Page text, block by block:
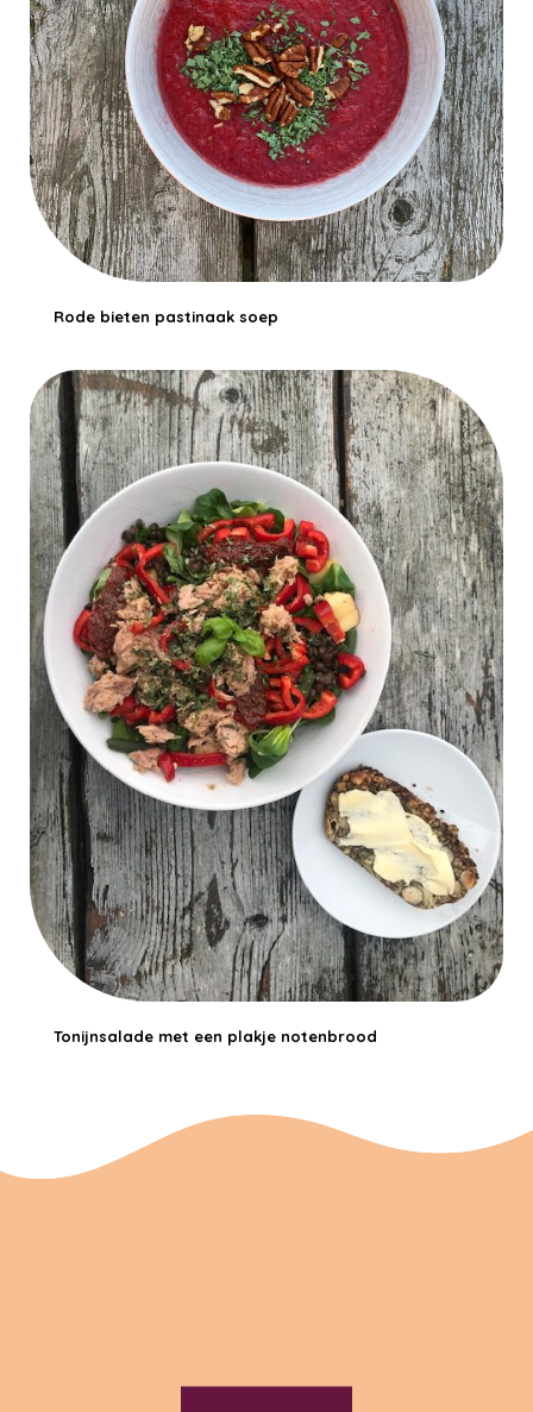
Rode bieten pastinaak soep
Tonijnsalade met een plakje notenbrood